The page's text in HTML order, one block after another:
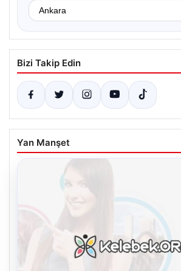
Bizi Takip Edin
Yan Manşet